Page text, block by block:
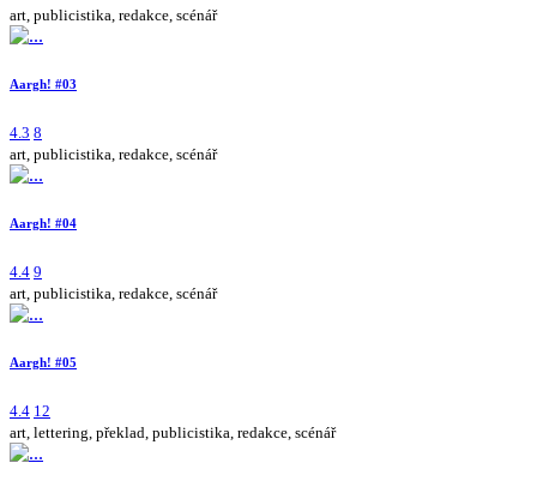
art, publicistika, redakce, scénář
Aargh! #03
4.3 8
art, publicistika, redakce, scénář
Aargh! #04
4.4 9
art, publicistika, redakce, scénář
Aargh! #05
4.4 12
art, lettering, překlad, publicistika, redakce, scénář